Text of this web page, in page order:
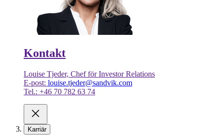
Kontakt
Louise Tjeder, Chef för Investor Relations
E-post: louise.tjeder@sandvik.com
Tel.: +46 70 782 63 74
Karriär